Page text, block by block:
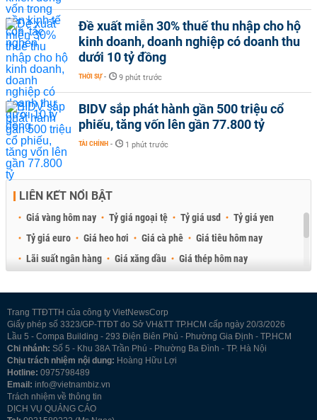
Đề xuất miễn 30% thuế thu nhập cho hộ
kinh doanh, doanh nghiệp có doanh thu
dưới 10 tỷ đồng
THỜI SỰ - 9 phút trước
BIDV sắp phát hành gần 500 triệu cổ
phiếu, tăng vốn lên gần 77.800 tỷ
TÀI CHÍNH - 1 phút trước
LIÊN KẾT NỔI BẬT
Giá vàng hôm nay Tỷ giá ngoại tệ Tỷ giá usd
Tỷ giá yen
Tỷ giá euro
Giá heo hơi Giá cà phê
Giá tiêu hôm nay
Lãi suất ngân hàng
Giá xăng dầu
Giá thép hôm nay
Trang TTĐTTH của công ty VietNewsCorp
Giấy phép số 3323/GP-TTĐT do Sở VH&TT TP.HCM cấp ngày 20/3/2026
Lầu 5 - Compa Building - 293 Điện Biên Phủ - Phường Gia Định - TP.HCM
Chi nhánh: Số 5 - Khu 38A Trần Phú - Phường Ba Đình - TP. Hà Nội
Chịu trách nhiệm nội dung: Hoàng Hữu Lợi
Hotline: 0975798489
Email: info@vietnambiz.vn
Trách nhiệm về thông tin
DỊCH VỤ QUẢNG CÁO